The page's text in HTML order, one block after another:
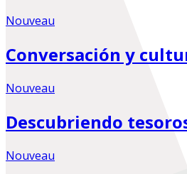
Nouveau
Conversación y
Nouveau
Descubriendo
Nouveau